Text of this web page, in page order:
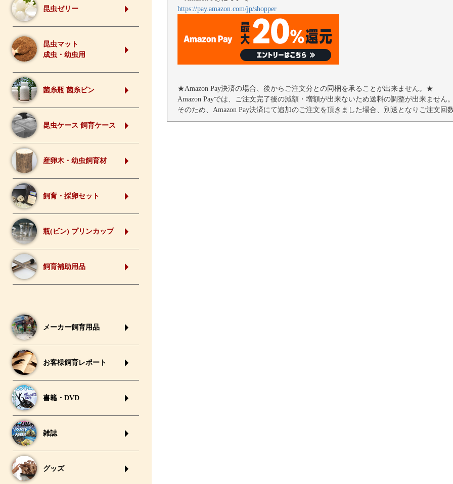
昆虫ゼリー
昆虫マット
成虫・幼虫用
菌糸瓶 菌糸ビン
昆虫ケース 飼育ケース
産卵木・幼虫飼育材
飼育・採卵セット
瓶(ビン) プリンカップ
飼育補助用品
メーカー飼育用品
お客様飼育レポート
書籍・DVD
雑誌
グッズ
https://pay.amazon.com/jp/shopper
★Amazon Pay決済の場合、後からご注文分との同梱を承ることが出来ません。★
Amazon Payでは、ご注文完了後の減額・増額が出来ないため送料の調整が出来ません。
そのため、Amazon Pay決済にて追加のご注文を頂きました場合、別送となりご注文回